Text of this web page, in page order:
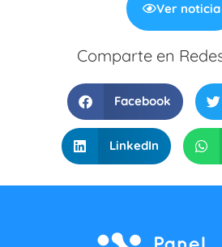
Ver noticia
Comparte en
Facebook
LinkedIn